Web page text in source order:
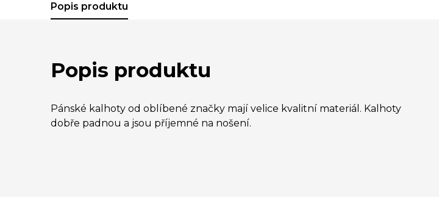
Popis produktu
Popis produktu
Pánské kalhoty od oblíbené značky mají velice kvalitní materiál. Kalhoty
dobře padnou a jsou příjemné na nošení.